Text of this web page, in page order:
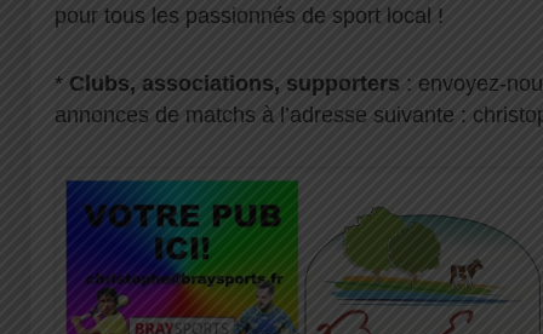
pour tous les passionnés de sport local !
* Clubs, associations, supporters : envoyez-
annonces de matchs à l’adresse suivante :